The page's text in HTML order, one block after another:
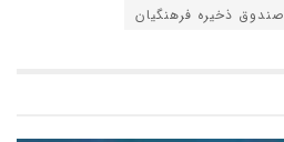
صندوق ذخیره فرهنگیان